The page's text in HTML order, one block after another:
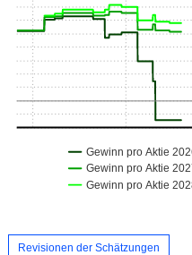
Revisionen der Schätzungen